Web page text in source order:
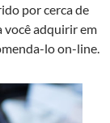
por cerca de
você adquirir em
lo on-line.